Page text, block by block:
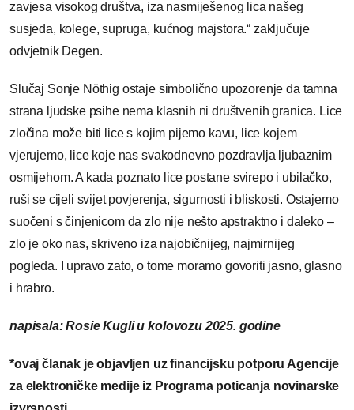
zavjesa visokog društva, iza nasmiješenog lica našeg
susjeda, kolege, supruga, kućnog majstora.“ zaključuje
odvjetnik Degen.
Slučaj Sonje Nöthig ostaje simbolično upozorenje da tamna
strana ljudske psihe nema klasnih ni društvenih granica. Lice
zločina može biti lice s kojim pijemo kavu, lice kojem
vjerujemo, lice koje nas svakodnevno pozdravlja ljubaznim
osmijehom. A kada poznato lice postane svirepo i ubilačko,
ruši se cijeli svijet povjerenja, sigurnosti i bliskosti. Ostajemo
suočeni s činjenicom da zlo nije nešto apstraktno i daleko –
zlo je oko nas, skriveno iza najobičnijeg, najmirnijeg
pogleda. I upravo zato, o tome moramo govoriti jasno, glasno
i hrabro.
napisala: Rosie Kugli u kolovozu 2025. godine
*ovaj članak je objavljen uz financijsku potporu Agencije
za elektroničke medije iz Programa poticanja novinarske